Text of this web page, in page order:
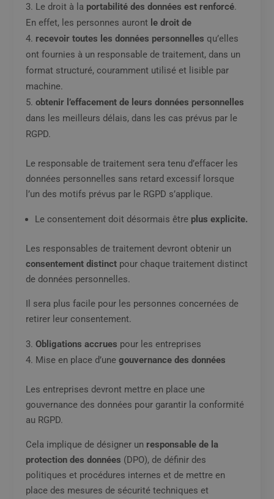
Le droit à la portabilité des données est renforcé.
En effet, les personnes auront le droit de
recevoir toutes les données personnelles qu’elles
ont fournies à un responsable de traitement, dans un
format structuré, couramment utilisé et lisible par
machine.
obtenir l’effacement de leurs données personnelles
dans les meilleurs délais, dans les cas prévus par le
RGPD.
Le responsable de traitement sera tenu d’effacer les
données personnelles sans retard excessif lorsque
l’un des motifs prévus par le RGPD s’applique.
Le consentement doit désormais être plus explicite.
Les responsables de traitement devront obtenir un
consentement distinct pour chaque traitement distinct
de données personnelles.
Il sera plus facile pour les personnes concernées de
retirer leur consentement.
Obligations accrues pour les entreprises
Mise en place d’unegouvernance des données
Les entreprises devront mettre en place une
gouvernance des données pour garantir la conformité
au RGPD.
Cela implique de désigner un responsable de la
protection des données (DPO), de définir des
politiques et procédures internes et de mettre en
place des mesures de sécurité techniques et